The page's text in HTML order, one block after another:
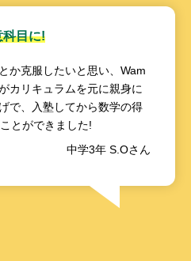
科目に!
か克服したいと思い、Wam
カリキュラムを元に親身に
で、入塾してから数学の得
とができました!
中学3年 S.Oさん